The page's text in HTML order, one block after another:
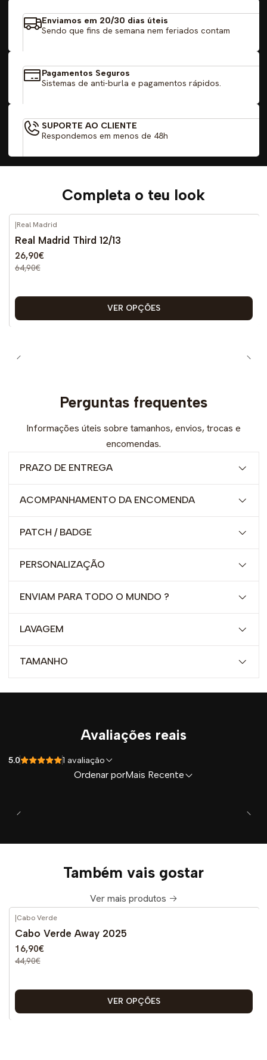
Enviamos em 20/30 dias úteis
Sendo que fins de semana nem feriados contam
Pagamentos Seguros
Sistemas de anti-burla e pagamentos rápidos.
SUPORTE AO CLIENTE
Respondemos em menos de 48h
Completa o teu look
-59% DESCONTO
|Real Madrid
Real Madrid Third 12/13
26,90€
64,90€
VER OPÇÕES
Perguntas frequentes
Informações úteis sobre tamanhos, envios, trocas e
encomendas.
PRAZO DE ENTREGA
ACOMPANHAMENTO DA ENCOMENDA
PATCH / BADGE
PERSONALIZAÇÃO
ENVIAM PARA TODO O MUNDO ?
LAVAGEM
TAMANHO
Avaliações reais
5.0 1 avaliação
Ordenar porMais Recente
Também vais gostar
Ver mais produtos
-62% DESCONTO
|Cabo Verde
Cabo Verde Away 2025
16,90€
44,90€
VER OPÇÕES